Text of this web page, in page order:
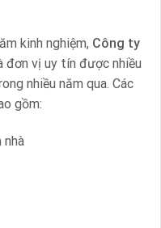
kinh nghiệm, Công ty
đơn vị uy tín được nhiều
nhiều năm qua. Các
gồm:
nhà